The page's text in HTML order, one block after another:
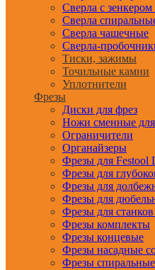
Сверла с
Сверла
Сверла чашечные
Сверла-
Тиски, зажимы
Точильные камни
Уплотнители
Фрезы
Диски для фрез
Ножи сменные
Ограничители
Органайзеры
Фрезы для Festool
Фрезы для
Фрезы для
Фрезы для
Фрезы для
Фрезы комплекты
Фрезы концевые
Фрезы насадные
Фрезы спиральные